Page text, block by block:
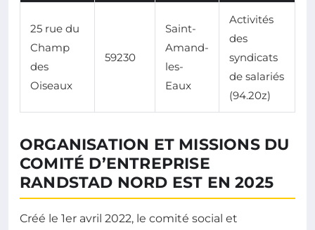
25 rue du
Champ
des
Oiseaux
59230
Saint-
Amand-
les-
Eaux
Activités
des
syndicats
de salariés
(94.20z)
ORGANISATION ET MISSIONS DU
COMITÉ D’ENTREPRISE
RANDSTAD NORD EST EN 2025
Créé le 1er avril 2022, le comité social et